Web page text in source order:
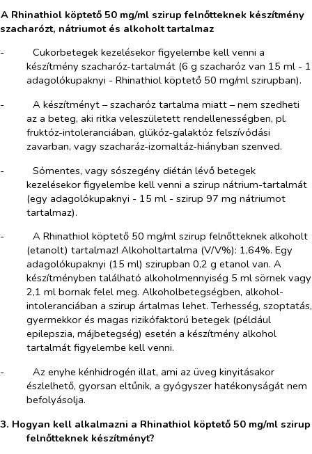
A Rhinathiol köptető 50 mg/ml szirup felnőtteknek készítmény
szacharózt, nátriumot és alkoholt tartalmaz
-​
Cukorbetegek kezelésekor figyelembe kell venni a
készítmény szacharóz-tartalmát (6 g szacharóz van 15 ml - 1
adagolókupaknyi - Rhinathiol köptető 50 mg/ml szirupban).
-​
A készítményt – szacharóz tartalma miatt – nem szedheti
az a beteg, aki ritka veleszületett rendellenességben, pl.
fruktóz-intoleranciában, glükóz-galaktóz felszívódási
zavarban, vagy szacharáz-izomaltáz-hiányban szenved.
-​
Sómentes, vagy sószegény diétán lévő betegek
kezelésekor figyelembe kell venni a szirup nátrium-tartalmát
(egy adagolókupaknyi - 15 ml - szirup 97 mg nátriumot
tartalmaz).
-​
A Rhinathiol köptető 50 mg/ml szirup felnőtteknek alkoholt
(etanolt) tartalmaz! Alkoholtartalma (V/V%): 1,64%. Egy
adagolókupaknyi (15 ml) szirupban 0,2 g etanol van. A
készítményben található alkoholmennyiség 5 ml sörnek vagy
2,1 ml bornak felel meg. Alkoholbetegségben, alkohol-
intoleranciában a szirup ártalmas lehet. Terhesség, szoptatás,
gyermekkor és magas rizikófaktorú betegek (például
epilepszia, májbetegség) esetén a készítmény alkohol
tartalmát figyelembe kell venni.
-​
Az enyhe kénhidrogén illat, ami az üveg kinyitásakor
észlelhető, gyorsan eltűnik, a gyógyszer hatékonyságát nem
befolyásolja.
3. Hogyan kell alkalmazni a Rhinathiol köptető 50 mg/ml szirup
felnőtteknek készítményt?